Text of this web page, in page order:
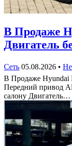
В Продаже
Двигатель
Сеть 05.08.2026 •
В Продаже Hyundai
Передний привод
салону Двигатель…